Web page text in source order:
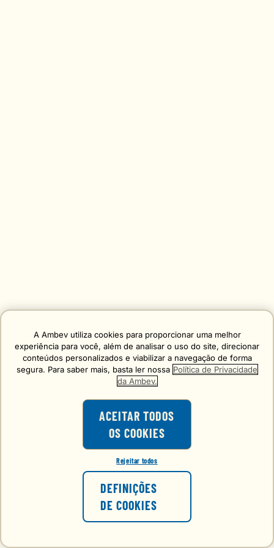
A Ambev utiliza cookies para proporcionar uma melhor
experiência para você, além de analisar o uso do site, direcionar
conteúdos personalizados e viabilizar a navegação de forma
segura. Para saber mais, basta ler nossa Política de Privacidade
da Ambev.
ACEITAR TODOS
OS COOKIES
Rejeitar todos
DEFINIÇÕES
DE COOKIES